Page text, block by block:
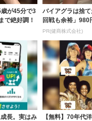
が45分で3
で絶好調！
バイアグラは捨
回戦も余裕」980
PR(健商株式会社)
長。実はみ
【無料】70年代